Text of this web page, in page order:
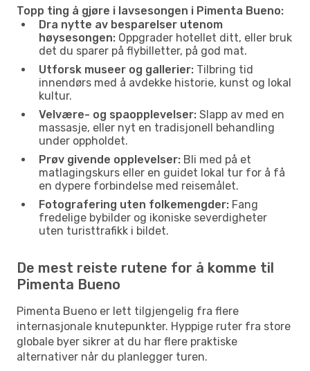
Topp ting å gjøre i lavsesongen i Pimenta Bueno:
Dra nytte av besparelser utenom
høysesongen: Oppgrader hotellet ditt, eller bruk
det du sparer på flybilletter, på god mat.
Utforsk museer og gallerier: Tilbring tid
innendørs med å avdekke historie, kunst og lokal
kultur.
Velvære- og spaopplevelser: Slapp av med en
massasje, eller nyt en tradisjonell behandling
under oppholdet.
Prøv givende opplevelser: Bli med på et
matlagingskurs eller en guidet lokal tur for å få
en dypere forbindelse med reisemålet.
Fotografering uten folkemengder: Fang
fredelige bybilder og ikoniske severdigheter
uten turisttrafikk i bildet.
De mest reiste rutene for å komme til
Pimenta Bueno
Pimenta Bueno er lett tilgjengelig fra flere
internasjonale knutepunkter. Hyppige ruter fra store
globale byer sikrer at du har flere praktiske
alternativer når du planlegger turen.